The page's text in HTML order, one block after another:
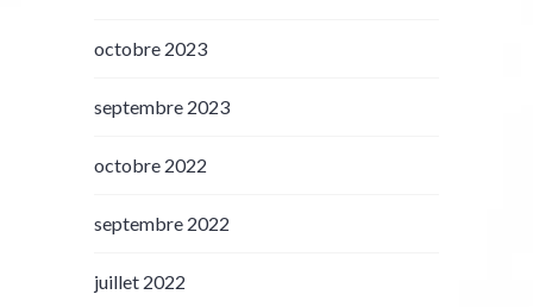
octobre 2023
septembre 2023
octobre 2022
septembre 2022
juillet 2022